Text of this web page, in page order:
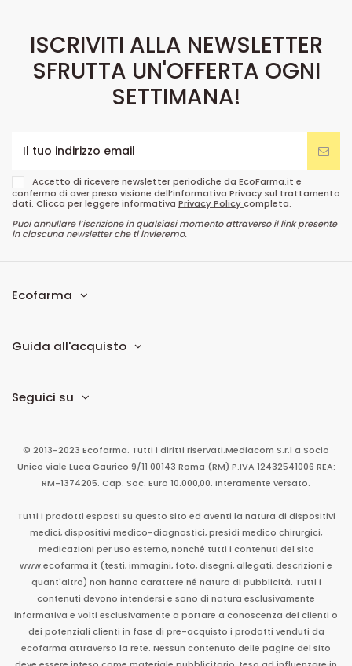
ISCRIVITI ALLA NEWSLETTER
SFRUTTA UN'OFFERTA OGNI
SETTIMANA!
Accetto di ricevere newsletter periodiche da EcoFarma.it e
confermo di aver preso visione dell’informativa Privacy sul trattamento
dati. Clicca per leggere informativa Privacy Policycompleta.
Puoi annullare l’iscrizione in qualsiasi momento attraverso il link presente
in ciascuna newsletter che ti invieremo.
Ecofarma
Guida all'acquisto
Seguici su
© 2013-2023 Ecofarma. Tutti i diritti riservati.Mediacom S.r.l a Socio
Unico viale Luca Gaurico 9/11 00143 Roma (RM) P.IVA 12432541006 REA:
RM-1374205. Cap. Soc. Euro 10.000,00. Interamente versato.
Tutti i prodotti esposti su questo sito ed aventi la natura di dispositivi
medici, dispositivi medico-diagnostici, presidi medico chirurgici,
medicazioni per uso esterno, nonché tutti i contenuti del sito
www.ecofarma.it (testi, immagini, foto, disegni, allegati, descrizioni e
quant'altro) non hanno carattere né natura di pubblicità. Tutti i
contenuti devono intendersi e sono di natura esclusivamente
informativa e volti esclusivamente a portare a conoscenza dei clienti o
dei potenziali clienti in fase di pre-acquisto i prodotti venduti da
ecofarma attraverso la rete. Nessun contenuto delle pagine del sito